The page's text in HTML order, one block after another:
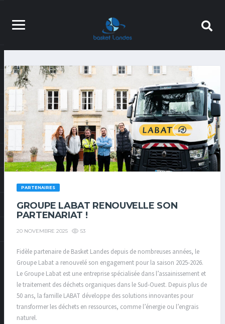
PARTENAIRES
GROUPE LABAT RENOUVELLE SON
PARTENARIAT !
20 NOVEMBRE 2025 53
Fidèle partenaire de Basket Landes depuis de nombreuses années, le
Groupe Labat a renouvelé son engagement pour la saison 2025-2026.
Le Groupe Labat est une entreprise spécialisée dans l’assainissement et
le traitement des déchets organiques dans le Sud-Ouest. Depuis plus de
50 ans, la famille LABAT développe des solutions innovantes pour
transformer les déchets en ressources, comme l’énergie ou l’engrais
naturel.